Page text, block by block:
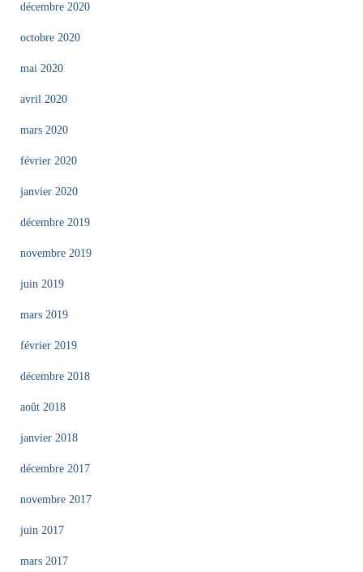
décembre 2020
octobre 2020
mai 2020
avril 2020
mars 2020
février 2020
janvier 2020
décembre 2019
novembre 2019
juin 2019
mars 2019
février 2019
décembre 2018
août 2018
janvier 2018
décembre 2017
novembre 2017
juin 2017
mars 2017